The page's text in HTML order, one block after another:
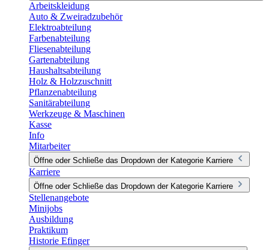
Arbeitskleidung
Auto & Zweiradzubehör
Elektroabteilung
Farbenabteilung
Fliesenabteilung
Gartenabteilung
Haushaltsabteilung
Holz & Holzzuschnitt
Pflanzenabteilung
Sanitärabteilung
Werkzeuge & Maschinen
Kasse
Info
Mitarbeiter
Öffne oder Schließe das Dropdown der Kategorie Karriere
Karriere
Öffne oder Schließe das Dropdown der Kategorie Karriere
Stellenangebote
Minijobs
Ausbildung
Praktikum
Historie Efinger